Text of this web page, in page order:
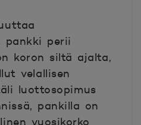
pankki perii
koron siltä ajalta,
velallisen
luottosopimus
pankilla on
vuosikorko